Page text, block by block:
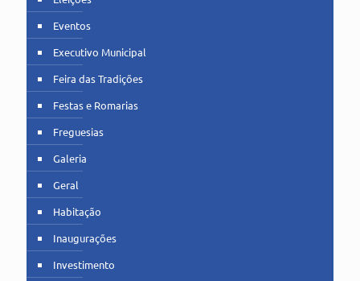
Eventos
Executivo Municipal
Feira das Tradições
Festas e Romarias
Freguesias
Galeria
Geral
Habitação
Inaugurações
Investimento